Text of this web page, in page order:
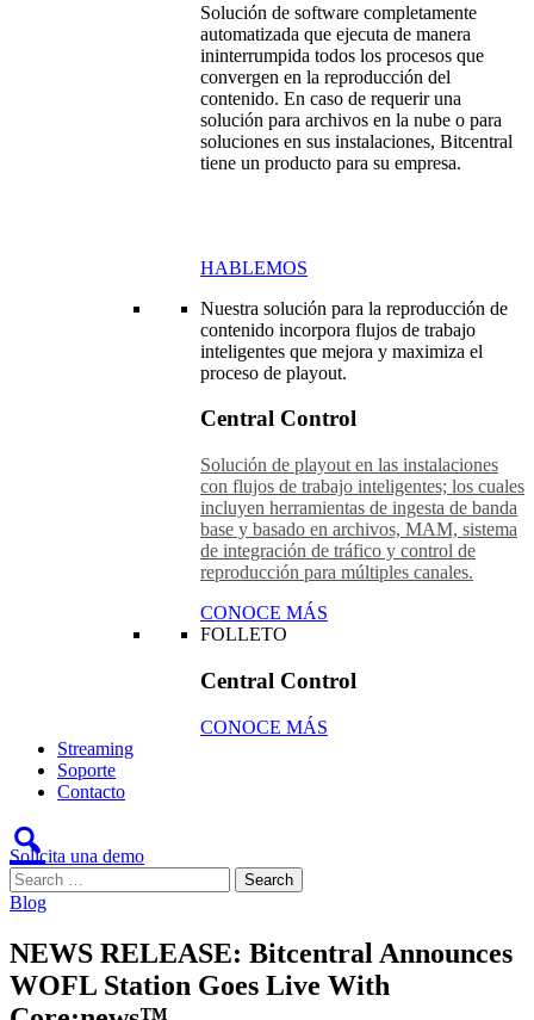
Solución de software completamente
automatizada que ejecuta de manera
ininterrumpida todos los procesos que
convergen en la reproducción del
contenido. En caso de requerir una
solución para archivos en la nube o para
soluciones en sus instalaciones, Bitcentral
tiene un producto para su empresa.
HABLEMOS
Nuestra solución para la reproducción de
contenido incorpora flujos de trabajo
inteligentes que mejora y maximiza el
proceso de playout.
Central Control
Solución de playout en las instalaciones
con flujos de trabajo inteligentes; los cuales
incluyen herramientas de ingesta de banda
base y basado en archivos, MAM, sistema
de integración de tráfico y control de
reproducción para múltiples canales.
CONOCE MÁS
FOLLETO
Central Control
CONOCE MÁS
Streaming
Soporte
Contacto
Solicita una demo
Blog
NEWS RELEASE: Bitcentral Announces
WOFL Station Goes Live With